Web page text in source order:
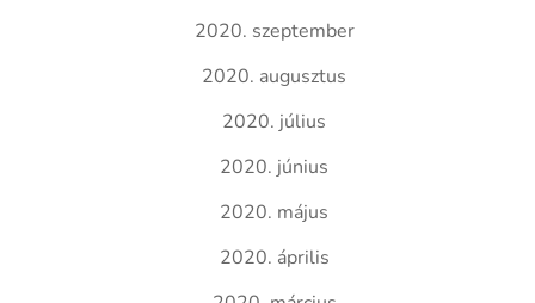
2020. szeptember
2020. augusztus
2020. július
2020. június
2020. május
2020. április